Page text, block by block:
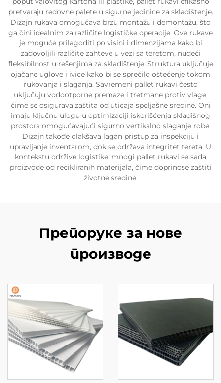
pretvaraju redovne palete u sigurne jedinice za skladištenje.
Dizajn rukava omogućava brzu montažu i demontažu, što
ga čini idealnim za različite logističke operacije. Ove rukave
je moguće prilagoditi po visini i dimenzijama kako bi
zadovoljili različite zahteve u vezi sa teretom, nudeći
fleksibilnost u rešenjima za skladištenje. Struktura uključuje
ojačane uglove i ivice kako bi se sprečilo oštećenje tokom
rukovanja i slaganja. Savremeni pallet rukavi često
uključuju vodootporne premaze i tretmane protiv vlage,
čime se osigurava zaštita od uticaja spoljašne sredine. Oni
imaju ključnu ulogu u optimizaciji iskorišćenja skladišnog
prostora omogućavajući sigurno vertikalno slaganje robe.
Dizajn takođe olakšava lagan pristup za inspekciju i
upravljanje inventarom, dok se održava integritet tereta. U
kontekstu održive logistike, mnogi pallet rukavi se sada
proizvode od recikliranih materijala, čime doprinose zaštiti
životne sredine.
Препоруке за нове
производе